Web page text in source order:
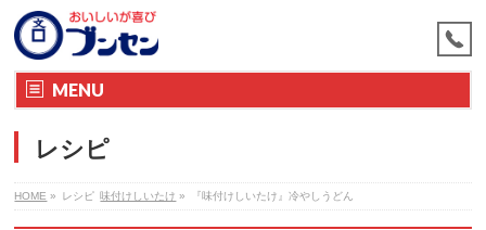
MENU
レシピ
HOME » レシピ 味付けしいたけ » 『味付けしいたけ』冷やしうどん